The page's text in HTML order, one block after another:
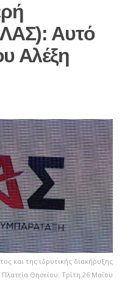
Αυτό
Αλέξη
και της ιδρυτικής διακήρυξης
Θησείου. Τρίτη 26 Μαΐου